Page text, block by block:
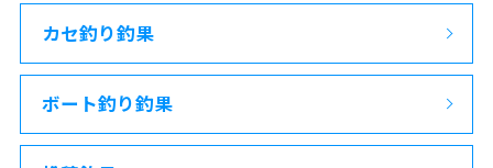
カセ釣り釣果
ボート釣り釣果